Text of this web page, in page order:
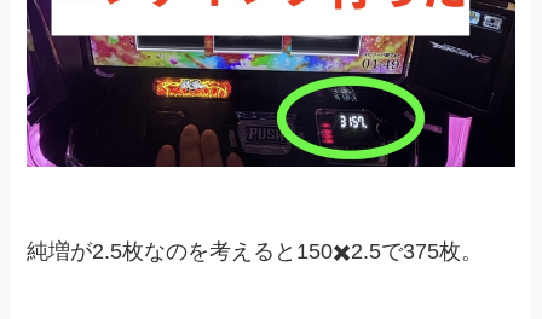
純増が2.5枚なのを考えると150✖️2.5で375枚。